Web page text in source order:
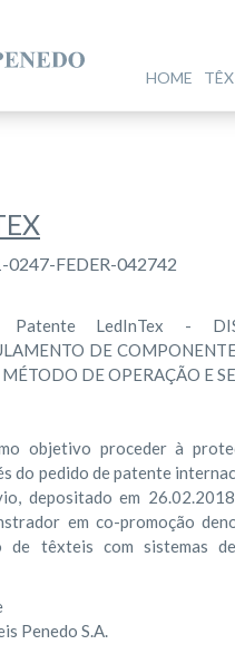
HOME
FEDER-042742
LedInTex -
DE
DE OPERAÇÃO E
objetivo proceder à
do pedido de patente
depositado em
em co-promoção
têxteis com sistemas
Penedo S.A.